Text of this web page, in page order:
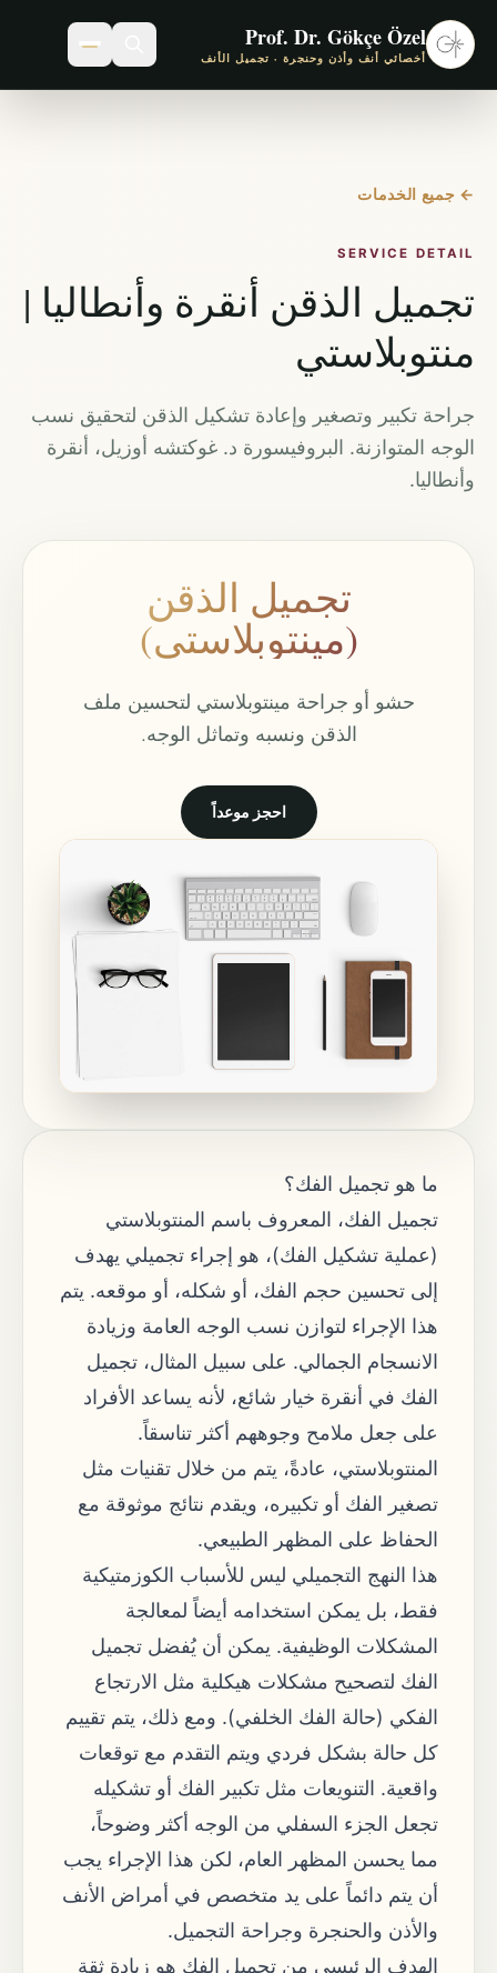
Prof. Dr. Gökçe Özel
أخصائي أنف وأذن وحنجرة · تجميل الأنف
← جميع الخدمات
SERVICE DETAIL
تجميل الذقن أنقرة وأنطاليا |
منتوبلاستي
جراحة تكبير وتصغير وإعادة تشكيل الذقن لتحقيق نسب
الوجه المتوازنة. البروفيسورة د. غوكتشه أوزيل، أنقرة
وأنطاليا.
تجميل الذقن
(مينتوبلاستي)
حشو أو جراحة مينتوبلاستي لتحسين ملف
الذقن ونسبه وتماثل الوجه.
احجز موعداً
ما هو تجميل الفك؟
تجميل الفك، المعروف باسم المنتوبلاستي
(عملية تشكيل الفك)، هو إجراء تجميلي يهدف
إلى تحسين حجم الفك، أو شكله، أو موقعه. يتم
هذا الإجراء لتوازن نسب الوجه العامة وزيادة
الانسجام الجمالي. على سبيل المثال، تجميل
الفك في أنقرة خيار شائع، لأنه يساعد الأفراد
على جعل ملامح وجوههم أكثر تناسقاً.
المنتوبلاستي، عادةً، يتم من خلال تقنيات مثل
تصغير الفك أو تكبيره، ويقدم نتائج موثوقة مع
الحفاظ على المظهر الطبيعي.
هذا النهج التجميلي ليس للأسباب الكوزمتيكية
فقط، بل يمكن استخدامه أيضاً لمعالجة
المشكلات الوظيفية. يمكن أن يُفضل تجميل
الفك لتصحيح مشكلات هيكلية مثل الارتجاع
الفكي (حالة الفك الخلفي). ومع ذلك، يتم تقييم
كل حالة بشكل فردي ويتم التقدم مع توقعات
واقعية. التنويعات مثل تكبير الفك أو تشكيله
تجعل الجزء السفلي من الوجه أكثر وضوحاً،
مما يحسن المظهر العام، لكن هذا الإجراء يجب
أن يتم دائماً على يد متخصص في أمراض الأنف
والأذن والحنجرة وجراحة التجميل.
الهدف الرئيسي من تجميل الفك هو زيادة ثقة